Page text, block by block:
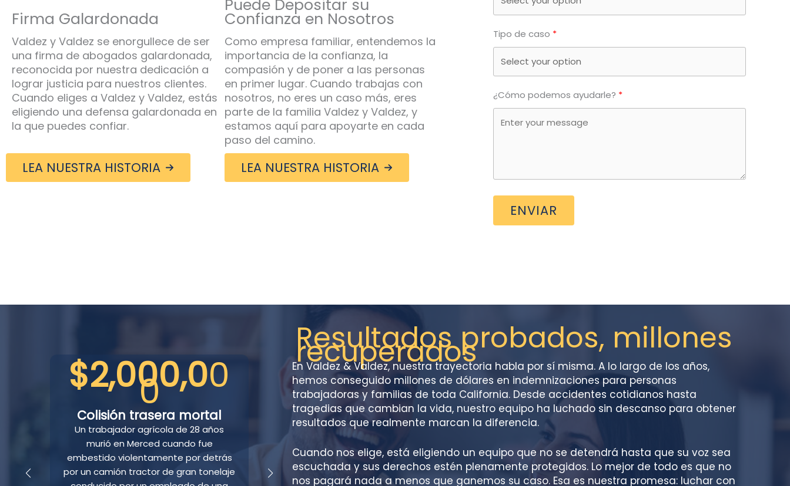
Firma Galardonada
Valdez y Valdez se enorgullece de ser
una firma de abogados galardonada,
reconocida por nuestra dedicación a
lograr justicia para nuestros clientes.
Cuando eliges a Valdez y Valdez, estás
eligiendo una defensa galardonada en
la que puedes confiar.
Puede Depositar su
Confianza en Nosotros
Como empresa familiar, entendemos la
importancia de la confianza, la
compasión y de poner a las personas
en primer lugar. Cuando trabajas con
nosotros, no eres un caso más, eres
parte de la familia Valdez y Valdez, y
estamos aquí para apoyarte en cada
paso del camino.
LEA NUESTRA HISTORIA LEA NUESTRA HISTORIA
Tipo de caso
¿Cómo podemos ayudarle?
ENVIAR
$1,075,000
Accidente en una obra
Un trabajador de la construcción de 24
años cayó desde una escalera desde
una altura de dos pisos. Sufrió una
lesión grave en la médula espinal con
lesión del plexo braquial y dolor crónico
$4,000,00
0
Colisión mortal en una
señal de stop
Cinco jóvenes trabajadores agrícolas
fallecieron trágicamente cuando un
camión con remolque no se detuvo en
Resultados probados, millones
recuperados
En Valdez & Valdez, nuestra trayectoria habla por sí misma. A lo largo de los años,
hemos conseguido millones de dólares en indemnizaciones para personas
trabajadoras y familias de toda California. Desde accidentes cotidianos hasta
tragedias que cambian la vida, nuestro equipo ha luchado sin descanso para obtener
resultados que realmente marcan la diferencia.
Cuando nos elige, está eligiendo un equipo que no se detendrá hasta que su voz sea
escuchada y sus derechos estén plenamente protegidos. Lo mejor de todo es que no
nos pagará nada a menos que ganemos su caso. Esa es nuestra promesa: luchar con